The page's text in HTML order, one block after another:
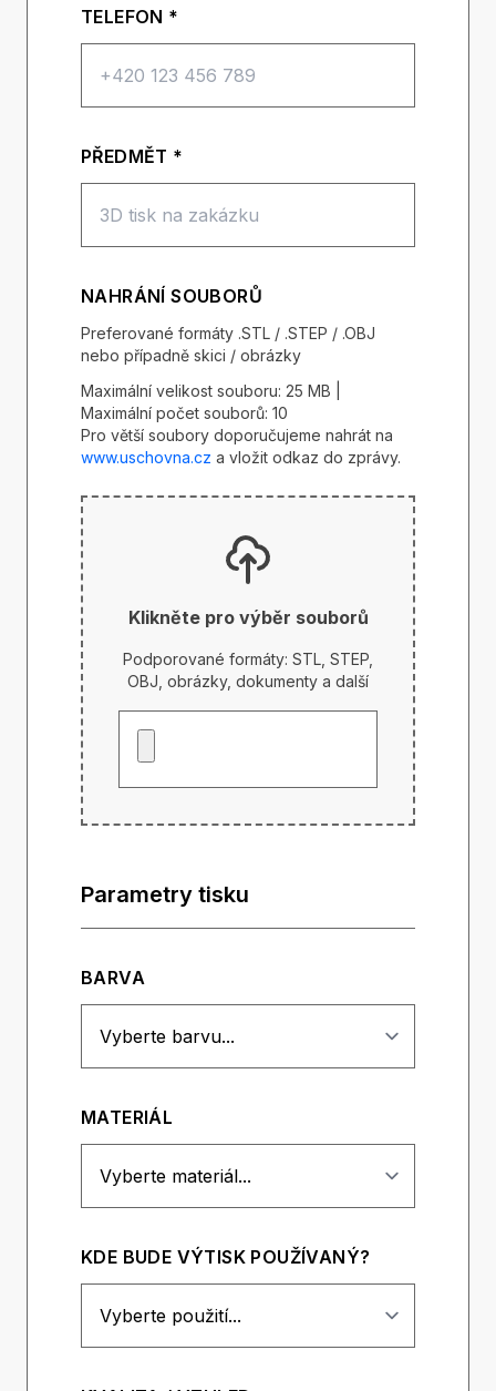
TELEFON *
PŘEDMĚT *
NAHRÁNÍ SOUBORŮ
Preferované formáty .STL / .STEP / .OBJ
nebo případně skici / obrázky
Maximální velikost souboru: 25 MB |
Maximální počet souborů: 10
Pro větší soubory doporučujeme nahrát na
www.uschovna.cz a vložit odkaz do zprávy.
Klikněte pro výběr souborů
Podporované formáty: STL, STEP,
OBJ, obrázky, dokumenty a další
Parametry tisku
BARVA
MATERIÁL
KDE BUDE VÝTISK POUŽÍVANÝ?